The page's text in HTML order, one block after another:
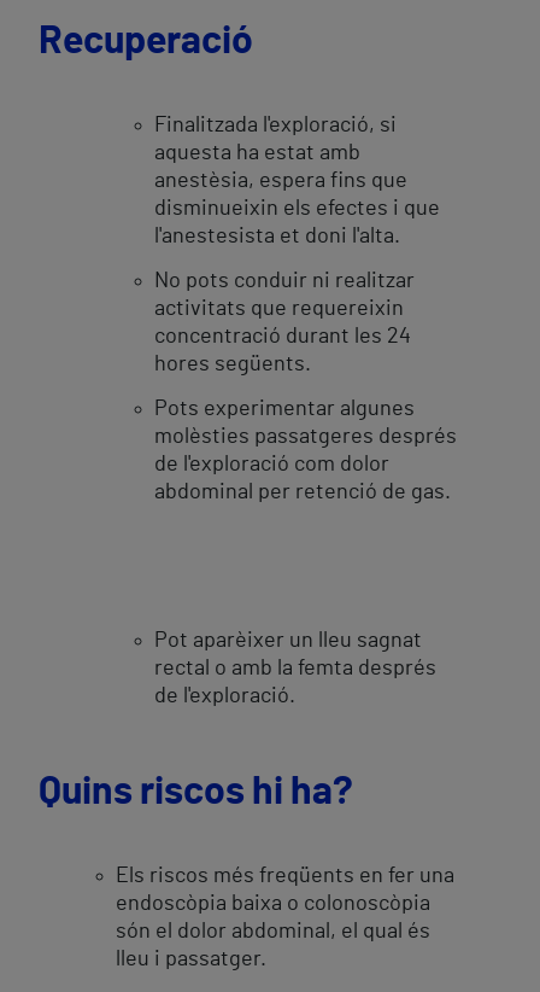
Recuperació
Finalitzada l'exploració, si
aquesta ha estat amb
anestèsia, espera fins que
disminueixin els efectes i que
l'anestesista et doni l'alta.
No pots conduir ni realitzar
activitats que requereixin
concentració durant les 24
hores següents.
Pots experimentar algunes
molèsties passatgeres després
de l'exploració com dolor
abdominal per retenció de gas.
Pot aparèixer un lleu sagnat
rectal o amb la femta després
de l'exploració.
Quins riscos hi ha?
Els riscos més freqüents en fer una
endoscòpia baixa o colonoscòpia
són el dolor abdominal, el qual és
lleu i passatger.